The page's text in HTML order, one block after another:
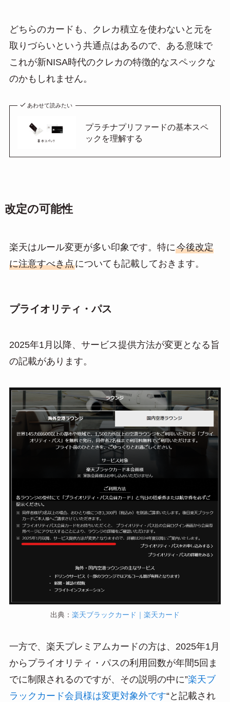
どちらのカードも、クレカ積立を使わないと元を
取りづらいという共通点はあるので、ある意味で
これが新NISA時代のクレカの特徴的なスペックな
のかもしれません。
あわせて読みたい
プラチナプリファードの基本スペ
ックを理解する
改定の可能性
楽天はルール変更が多い印象です。特に今後改定
に注意すべき点についても記載しておきます。
プライオリティ・パス
2025年1月以降、サービス提供方法が変更となる旨
の記載があります。
出典： 楽天ブラックカード｜楽天カード
一方で、楽天プレミアムカードの方は、2025年1月
からプライオリティ・パスの利用回数が年間5回ま
でに制限されるのですが、その説明の中に”楽天ブ
ラックカード会員様は変更対象外です“と記載され